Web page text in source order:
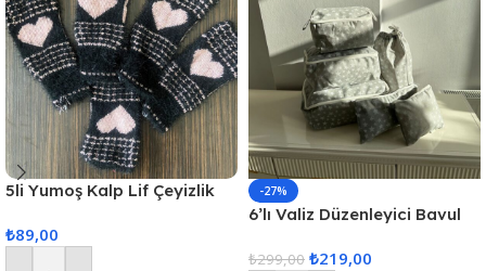
5li Yumoş Kalp Lif Çeyizlik
₺89,00
-27%
6’lı Valiz Düzenleyici Bavul
Hurcu
₺299,00 ₺219,00